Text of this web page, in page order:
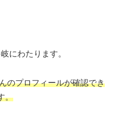
にわたります。
のプロフィールが確認でき
。